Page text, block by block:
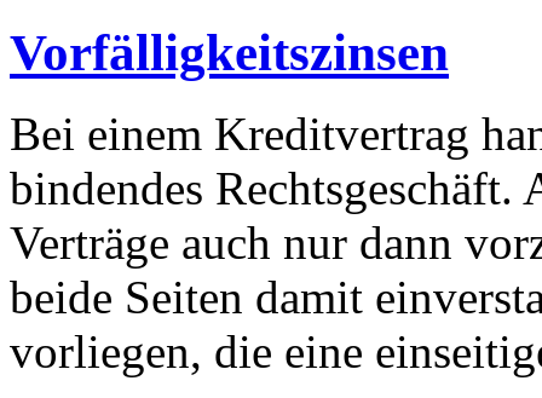
Vorfälligkeitszinsen
Bei einem Kreditvertrag
bindendes Rechtsgeschäft.
Verträge auch nur dann
beide Seiten damit
vorliegen, die eine